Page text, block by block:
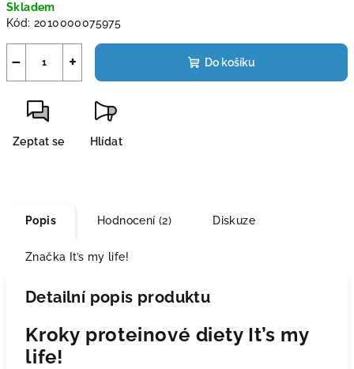
cena:
Skladem
Kód: 2010000075975
+
− Do košíku
Zeptat se Hlídat
Popis Hodnocení (2) Diskuze
Značka It’s my life!
Detailní popis produktu
Kroky proteinové diety It’s my
life!